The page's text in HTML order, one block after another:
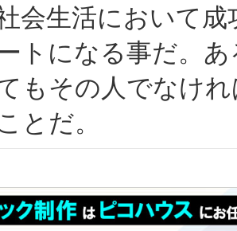
トになる事だ。あ
もその人でなけれ
とだ。